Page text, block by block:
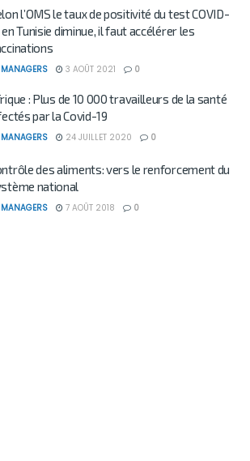
l’OMS le taux de positivité du test COVID-
en Tunisie diminue, il faut accélérer les
MANAGERS 3 AOÛT 2021 0
: Plus de 10 000 travailleurs de la santé
par la Covid-19
MANAGERS 24 JUILLET 2020 0
des aliments: vers le renforcement du
national
MANAGERS 7 AOÛT 2018 0